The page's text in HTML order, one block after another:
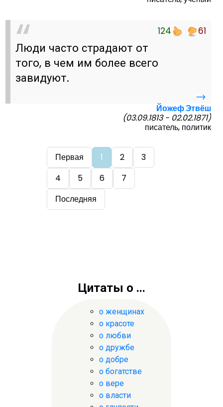
124 61
Люди часто страдают от
того, в чем им более всего
завидуют.
→
Йожеф Этвёш
(03.09.1813 - 02.02.1871)
писатель, политик
Первая 1 2
3
4
5 6
7
Последняя
Цитаты о ...
о женщинах
о красоте
о любви
о дружбе
о добре
о богатстве
о вере
о власти